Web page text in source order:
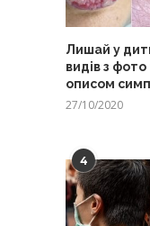
Лишай у
видів з фото
описом
27/10/2020
4